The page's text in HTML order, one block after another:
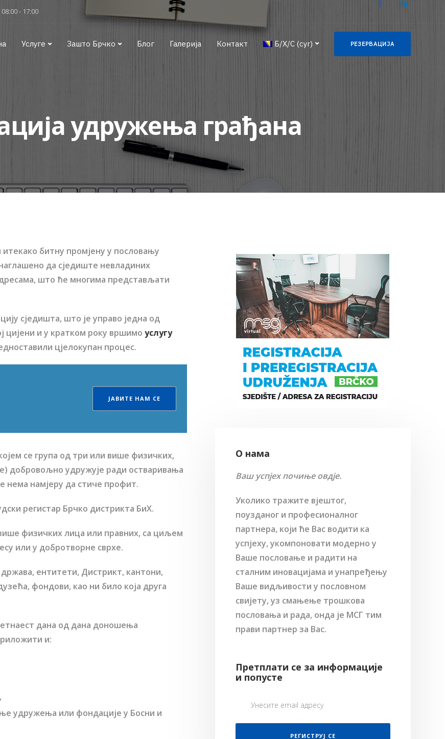
- 17:00
Услуге Зашто Брчко Блог Галерија Контакт Б/Х/С (cyr) РЕЗЕРВАЦИЈА
удружења грађана
битну промјену у пословању
наглашено да сједиште невладиних
што ће многима представљати
сједишта, што је управо једна од
цијени и у кратком року вршимо услугу
цјелокупан процес.
ЈАВИТЕ НАМ СЕ
се група од три или више физичких,
добровољно удружује ради остваривања
нема намјеру да стиче профит.
регистар Брчко дистрикта БиХ.
физичких лица или правних, са циљем
или у добротворне сврхе.
ентитети, Дистрикт, кантони,
фондови, као ни било која друга
дана од дана доношења
и:
удружења или фондације у Босни и
О нама
Ваш успјех почиње овдје.
Уколико тражите вјештог,
поузданог и професионалног
партнера, који ће Вас водити ка
успјеху, укомпоновати модерно у
Ваше пословање и радити на
сталним иновацијама и унапређењу
Ваше видљивости у пословном
свијету, уз смањење трошкова
пословања и рада, онда је МСГ тим
прави партнер за Вас.
Претплати се за информације
и попусте